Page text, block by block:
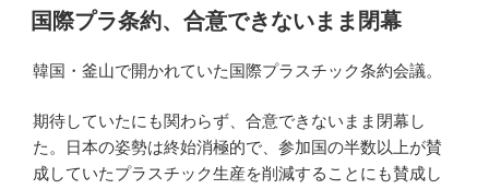
稿
日:
国際プラ条約、合意できないまま閉幕
韓国・釜山で開かれていた国際プラスチック条約会議。
期待していたにも関わらず、合意できないまま閉幕し
た。日本の姿勢は終始消極的で、参加国の半数以上が賛
成していたプラスチック生産を削減することにも賛成し